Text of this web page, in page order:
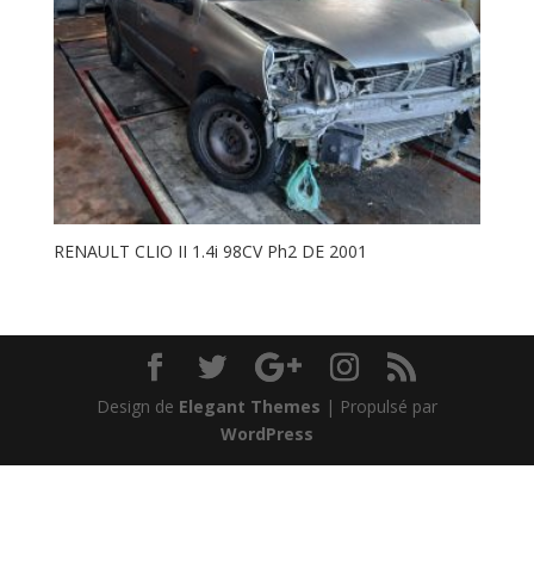
RENAULT CLIO II 1.4i 98CV Ph2 DE 2001
Design de Elegant Themes | Propulsé par
WordPress